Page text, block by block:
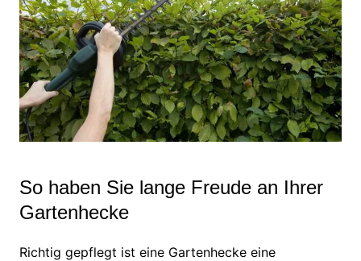
So haben Sie lange Freude an Ihrer
Gartenhecke
Richtig gepflegt ist eine Gartenhecke eine